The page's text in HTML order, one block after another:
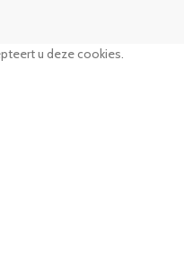
u deze cookies.